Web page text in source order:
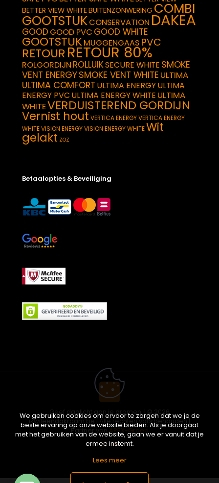
BETTER VIEW WHITEBUITENZONWERING COMBI
GOOTSTUKCONSERVATION DAKEA
GOOD GOOD PVC GOOD WHITE
GOOTSTUKMUGGENGAAS PVC
RETOUR RETOUR 80%
ROLGORDIJN ROLLUIKSECURE WHITE SMOKE
VENT ENERGYSMOKE VENT WHITE ULTIMA
ULTIMA COMFORT ULTIMA ENERGYULTIMA
ENERGY PVC ULTIMA ENERGY WHITE ULTIMA
WHITEVERDUISTEREND GORDIJN
Vernist hout VERTICA ENERGYVERTICA ENERGY
WHITEVISION ENERGYVISION ENERGY WHITEWit
gelakt ZOZ
Betaalopties & Beveiliging
Geef daglicht aan je dromen. | © 2026
ikwileendakraam.be | Alle rechten voorbehouden |
Partner vanAPEX-Groep
We gebruiken cookies om ervoor te zorgen dat we je de
beste ervaring op onze website bieden. Als je doorgaat
met het gebruiken van de website, gaan we er vanuit dat je
ermee instemt.
Lees meer